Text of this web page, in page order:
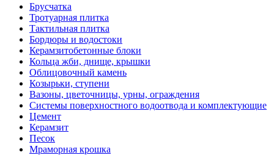
Брусчатка
Тротуарная плитка
Тактильная плитка
Бордюры и водостоки
Керамзитобетонные блоки
Кольца жби, днище, крышки
Облицовочный камень
Козырьки, ступени
Вазоны, цветочницы, урны, ограждения
Системы поверхностного водоотвода и комплектующие
Цемент
Керамзит
Песок
Мраморная крошка